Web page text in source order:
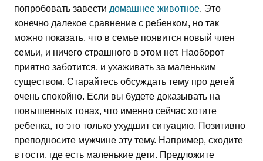
попробовать завести домашнее животное. Это
конечно далекое сравнение с ребенком, но так
можно показать, что в семье появится новый член
семьи, и ничего страшного в этом нет. Наоборот
приятно заботится, и ухаживать за маленьким
существом. Старайтесь обсуждать тему про детей
очень спокойно. Если вы будете доказывать на
повышенных тонах, что именно сейчас хотите
ребенка, то это только ухудшит ситуацию. Позитивно
преподносите мужчине эту тему. Например, сходите
в гости, где есть маленькие дети. Предложите